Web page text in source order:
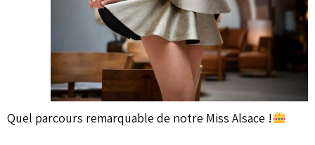
Quel parcours remarquable de notre Miss Alsace !